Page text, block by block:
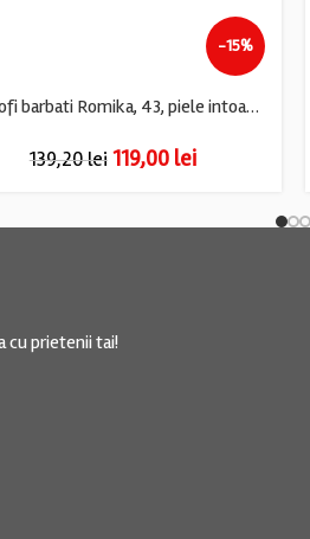
-15%
Pantofi barbati Romika, 43, piele intoarsa, gri
139,20lei 119,00 lei
cu prietenii tai!